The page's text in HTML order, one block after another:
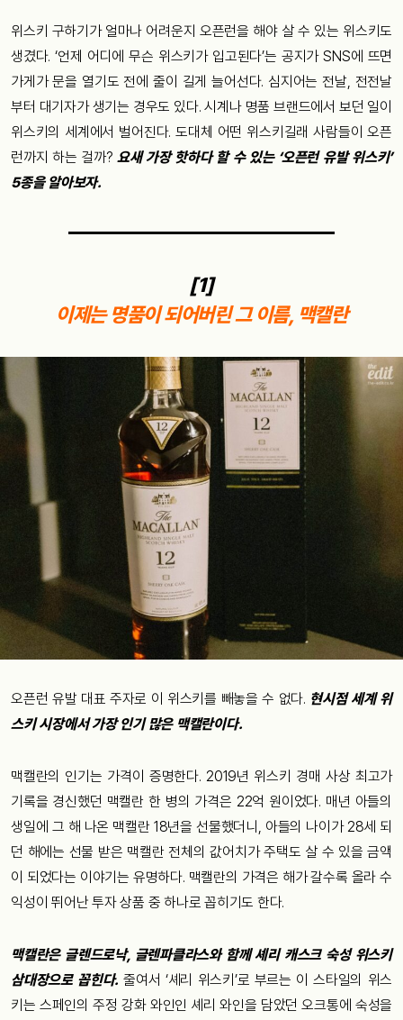
위스키 구하기가 얼마나 어려운지 오픈런을 해야 살 수 있는 위스키도
생겼다. ‘언제 어디에 무슨 위스키가 입고된다’는 공지가 SNS에 뜨면
가게가 문을 열기도 전에 줄이 길게 늘어선다. 심지어는 전날, 전전날
부터 대기자가 생기는 경우도 있다. 시계나 명품 브랜드에서 보던 일이
위스키의 세계에서 벌어진다. 도대체 어떤 위스키길래 사람들이 오픈
런까지 하는 걸까? 요새 가장 핫하다 할 수 있는 ‘오픈런 유발 위스키’
5종을 알아보자.
[1]
이제는 명품이 되어버린 그 이름, 맥캘란
오픈런 유발 대표 주자로 이 위스키를 빼놓을 수 없다. 현시점 세계 위
스키 시장에서 가장 인기 많은 맥캘란이다.
맥캘란의 인기는 가격이 증명한다. 2019년 위스키 경매 사상 최고가
기록을 경신했던 맥캘란 한 병의 가격은 22억 원이었다. 매년 아들의
생일에 그 해 나온 맥캘란 18년을 선물했더니, 아들의 나이가 28세 되
던 해에는 선물 받은 맥캘란 전체의 값어치가 주택도 살 수 있을 금액
이 되었다는 이야기는 유명하다. 맥캘란의 가격은 해가 갈수록 올라 수
익성이 뛰어난 투자 상품 중 하나로 꼽히기도 한다.
맥캘란은 글렌드로낙, 글렌파클라스와 함께 셰리 캐스크 숙성 위스키
삼대장으로 꼽힌다. 줄여서 ‘셰리 위스키’로 부르는 이 스타일의 위스
키는 스페인의 주정 강화 와인인 셰리 와인을 담았던 오크통에 숙성을